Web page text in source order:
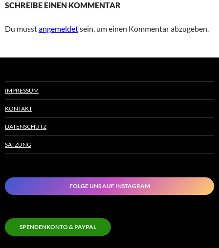
SCHREIBE EINEN KOMMENTAR
Du musstangemeldetsein, um einen Kommentar abzugeben.
IMPRESSUM
KONTAKT
DATENSCHUTZ
SATZUNG
FOLGE UNS AUF INSTAGRAM
SPENDENKONTO & PAYPAL